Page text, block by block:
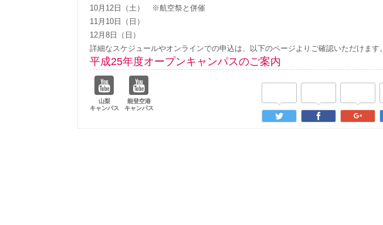
10月12日（土） ※航空祭と併催
11月10日（日）
12月8日（日）
詳細なスケジュールやオンラインでの申込は、以下のページよりご確認いただけます。
平成25年度オープンキャンパスのご案内
山梨
キャンパス
能登空港
キャンパス